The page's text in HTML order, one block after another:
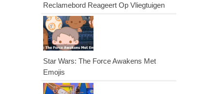
Reclamebord Reageert Op Vliegtuigen
Star Wars: The Force Awakens Met
Emojis